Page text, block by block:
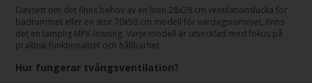
Oavsett om det finns behov av en liten 28x28 cm ventilationslucka för
badrummet eller en stor 70x50 cm modell för vardagsrummet, finns
det en lämplig MPK-lösning. Varje modell är utvecklad med fokus på
praktisk funktionalitet och hållbarhet.
Hur fungerar tvångsventilation?